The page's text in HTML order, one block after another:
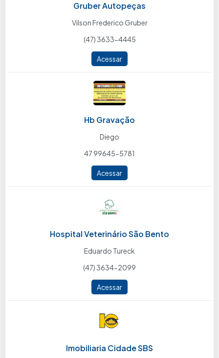
Gruber Autopeças
Vilson Frederico Gruber
(47) 3633-4445
Acessar
Hb Gravação
Diego
47 99645-5781
Acessar
Hospital Veterinário São Bento
Eduardo Tureck
(47) 3634-2099
Acessar
Imobiliaria Cidade SBS